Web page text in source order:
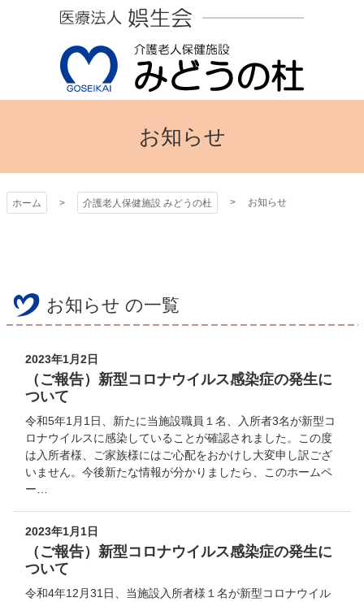
お知らせ
ホーム 介護老人保健施設 みどうの杜 お知らせ
お知らせ の一覧
2023年1月2日
（ご報告）新型コロナウイルス感染症の発生に
ついて
令和5年1月1日、新たに当施設職員１名、入所者3名が新型コ
ロナウイルスに感染していることが確認されました。この度
は入所者様、ご家族様にはご心配をおかけし大変申し訳ござ
いません。今後新たな情報が分かりましたら、このホームペ
ー…
2023年1月1日
（ご報告）新型コロナウイルス感染症の発生に
ついて
令和4年12月31日、当施設入所者様１名が新型コロナウイル